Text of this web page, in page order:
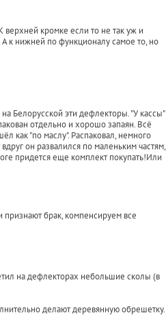
верхней кромке если то не так уж и
А к нижней по функционалу самое то, но
Белорусской эти дефлекторы. "У кассы"
отдельно и хорошо запаян. Всё
как "по маслу". Распаковал, немного
он развалился по маленьким частям,
придется еще комплект покупать!Или
признают брак, компенсируем все
на дефлекторах небольшие сколы (в
делают деревянную обрешетку.